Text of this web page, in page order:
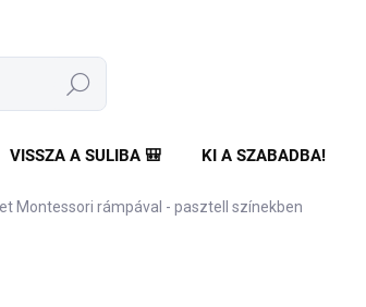
Keresés
VISSZA A SULIBA 🎒 KI A SZABADBA!
Montessori rámpával - pasztell színekben